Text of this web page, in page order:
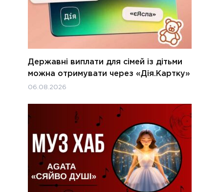
Державні виплати для сімей із дітьми
можна отримувати через «Дія.Картку»
06.08.2026